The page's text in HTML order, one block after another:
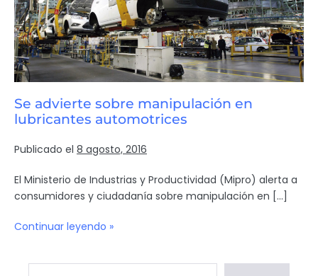
Se advierte sobre manipulación en
lubricantes automotrices
Publicado el 8 agosto, 2016
El Ministerio de Industrias y Productividad (Mipro) alerta a
consumidores y ciudadanía sobre manipulación en […]
Continuar leyendo »